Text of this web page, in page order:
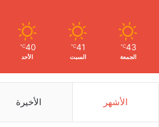
43
℃
الجمعة
41
℃
السبت
40
℃
الأحد
الأشهر الأخيرة